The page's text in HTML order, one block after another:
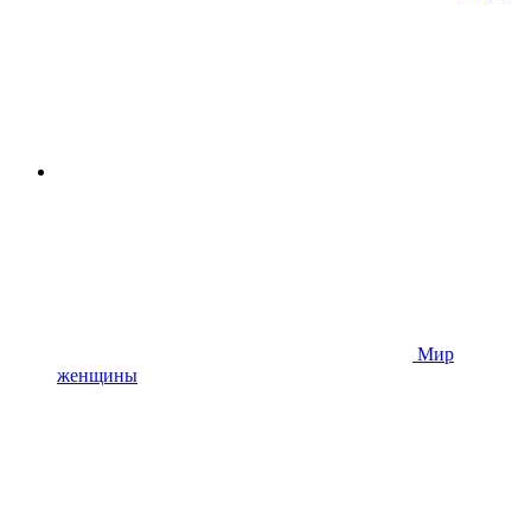
Мир
женщины